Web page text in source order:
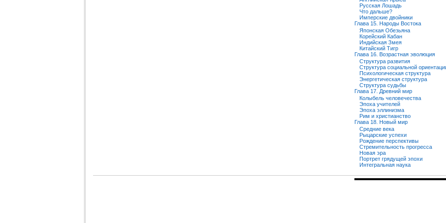
Русская Лошадь
Что дальше?
Имперские двойники
Глава 15. Народы Востока
Японская Обезьяна
Корейский Кабан
Индийская Змея
Китайский Тигр
Глава 16. Возрастная эволюция
Структура развития
Структура социальной
Психологическая структура
Энергетическая структура
Структура судьбы
Глава 17. Древний мир
Колыбель человечества
Эпоха учителей
Эпоха эллинизма
Рим и христианство
Глава 18. Новый мир
Средние века
Рыцарские успехи
Рождение перспективы
Стремительность прогресса
Новая эра
Портрет грядущей эпохи
Интегральная наука